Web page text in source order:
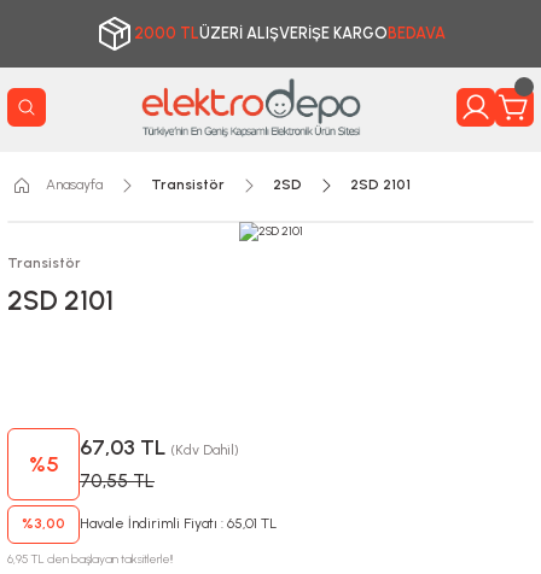
2000 TLÜZERİ ALIŞVERİŞE KARGO BEDAVA
Anasayfa Transistör 2SD 2SD 2101
Transistör
2SD 2101
%5
67,03 TL (Kdv Dahil)
70,55 TL
%3,00 Havale İndirimli Fiyatı : 65,01 TL
6,95 TL den başlayan taksitlerle!!